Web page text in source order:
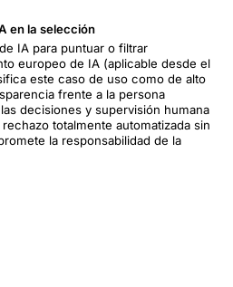
en la selección
IA para puntuar o filtrar
europeo de IA (aplicable desde el
este caso de uso como de alto
frente a la persona
decisiones y supervisión humana
totalmente automatizada sin
la responsabilidad de la